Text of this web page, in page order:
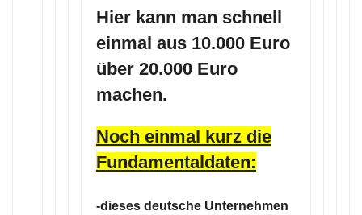
Hier kann man schnell
einmal aus 10.000 Euro
über 20.000 Euro
machen.
Noch einmal kurz die
Fundamentaldaten:
-dieses deutsche Unternehmen